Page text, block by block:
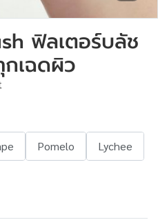
ฟิลเตอร์บลัช
เฉดผิว
Pomelo
Lychee